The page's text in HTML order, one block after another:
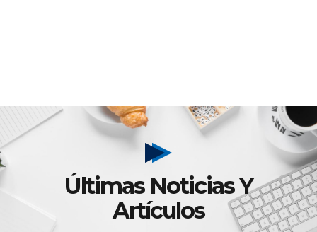
Últimas Noticias Y
Artículos